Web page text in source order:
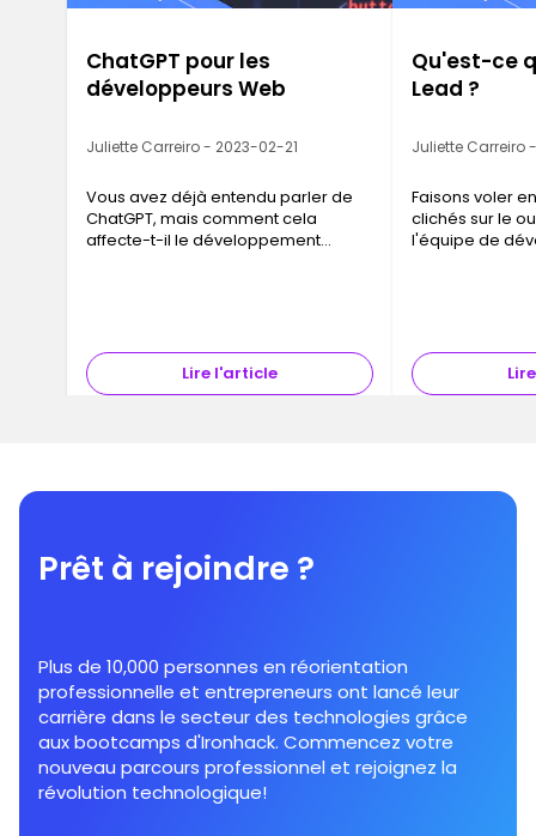
ChatGPT pour les
développeurs Web
Juliette Carreiro - 2023-02-21
Vous avez déjà entendu parler de
ChatGPT, mais comment cela
affecte-t-il le développement
Lire l'article
Qu'est-ce
Lead ?
Juliette Carreiro
Faisons voler
clichés sur le
l'équipe de
Prêt à rejoindre ?
Plus de 10,000 personnes en réorientation
professionnelle et entrepreneurs ont lancé leur
carrière dans le secteur des technologies grâce
aux bootcamps d'Ironhack. Commencez votre
nouveau parcours professionnel et rejoignez la
révolution technologique!